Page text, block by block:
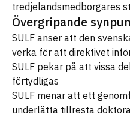
tredjelandsmedborgares
Övergripande
SULF anser att den
verka för att direktivet
SULF pekar på att vissa
förtydligas
SULF menar att ett
underlätta tillresta